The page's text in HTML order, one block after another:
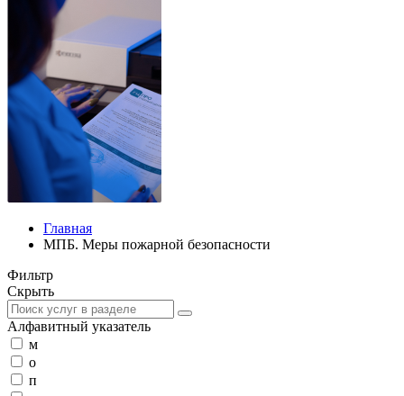
Главная
МПБ. Меры пожарной безопасности
Фильтр
Скрыть
Алфавитный указатель
м
о
п